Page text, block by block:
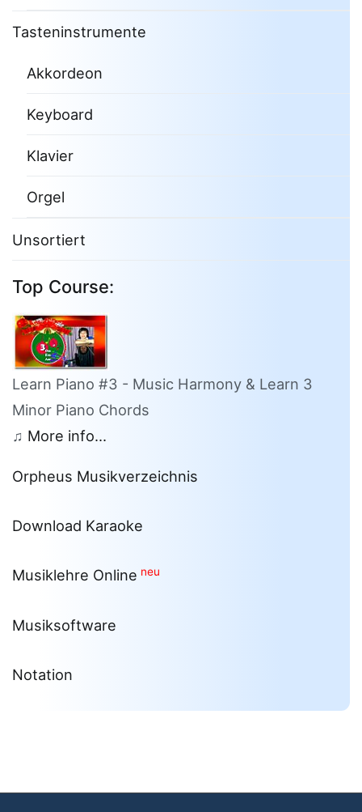
Tasteninstrumente
Akkordeon
Keyboard
Klavier
Orgel
Unsortiert
Top Course:
Learn Piano #3 - Music Harmony & Learn 3
Minor Piano Chords
♫ More info...
Orpheus Musikverzeichnis
Download Karaoke
Musiklehre Online neu
Musiksoftware
Notation